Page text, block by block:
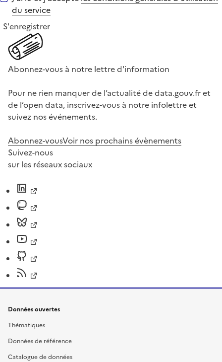
du service
S'enregistrer
Abonnez-vous à notre lettre d'information
Pour ne rien manquer de l’actualité de data.gouv.fr et
de l’open data, inscrivez-vous à notre infolettre et
suivez nos événements.
Abonnez-vousVoir nos prochains évènements
Suivez-nous
sur les réseaux sociaux
Données ouvertes
Thématiques
Données de référence
Catalogue de données